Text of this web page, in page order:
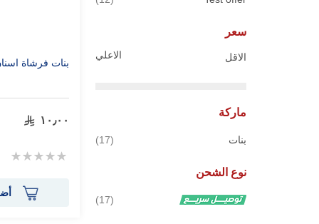
بنات فرشاة
١٠٫٠٠
Rating:
سعر
الاقل الاعلي
ماركة
بنات 17قطع
نوع الشحن
17قطع